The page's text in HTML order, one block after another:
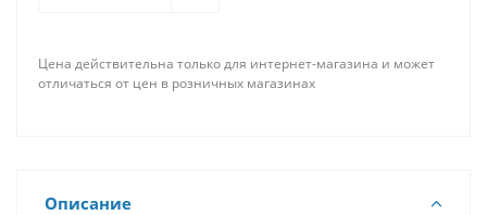
Цена действительна только для интернет-магазина и может
отличаться от цен в розничных магазинах
Описание